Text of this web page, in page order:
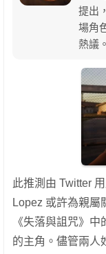
提出
場角
熱議。
此推測由 Twitter
Lopez 或許為親屬
《失落與詛咒》
的主角。儘管兩人